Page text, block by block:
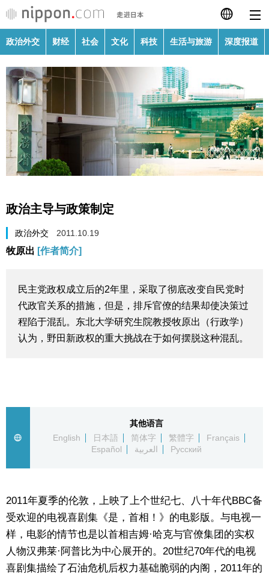
日本語
繁體字
Français
Español
政治外交
财经
文化
科技
生活与旅游
深度报道
人物访谈
东京
政治外交 财经 社会 文化 科技 生活与旅游 深度报道
政治主导与政策制定
政治外交 2011.10.19
牧原出 [作者简介]
民主党政权成立后的2年里，采取了彻底改变自民党时
代政官关系的措施，但是，排斥官僚的结果却使决策过
程陷于混乱。东北大学研究生院教授牧原出（行政学）
认为，野田新政权的重大挑战在于如何摆脱这种混乱。
其他语言
English
日本語 简体字 繁體字
Français
Español
العربية Русский
2011年夏季的伦敦，上映了上个世纪七、八十年代BBC备
受欢迎的电视喜剧集《是，首相！》的电影版。与电视一
样，电影的情节也是以首相吉姆·哈克与官僚集团的实权
人物汉弗莱·阿普比为中心展开的。20世纪70年代的电视
喜剧集描绘了石油危机后权力基础脆弱的内阁，2011年的